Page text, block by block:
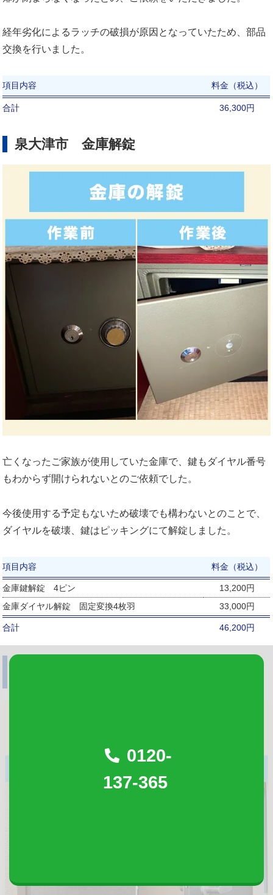
経年劣化によるラッチの破損が原因となっていたため、部品
交換を行いました。
項目内容 料金（税込）
合計 36,300円
泉大津市 金庫解錠
亡くなったご家族が使用していた金庫で、鍵もダイヤル番号
もわからず開けられないとのご依頼でした。
今後使用する予定もないため破壊でも構わないとのことで、
ダイヤルを破壊、鍵はピッキングにて解錠しました。
項目内容 料金（税込）
金庫鍵解錠 4ピン
13,200円
金庫ダイヤル解錠 固定変換4枚羽
33,000円
合計 46,200円
0120-
137-365